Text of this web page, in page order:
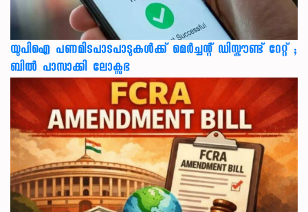
യുപിഐ പണമിടപാടപാടുകൾക്ക് മെർച്ചന്റ് ഡിസ്കൗണ്ട് റേറ്റ് ;
ബിൽ പാസാക്കി ലോക്സഭ